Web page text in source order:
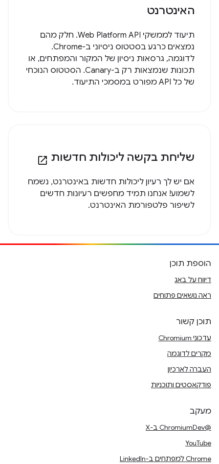
האינטרנט
תיעוד לממשקי Web Platform API. חלק מהם
נמצאים כרגע בסטטוס ניסיוני ב-Chrome.
לדוגמה, גרסאות ניסיון של המקור והמפתחים, או
תכונות שנמצאות רק ב-Canary. הסטטוס הנוכחי
של כל API מפורט במסמכי התיעוד.
שליחת בקשה ליכולות חדשות open_in_new
אם יש לך רעיון ליכולות חדשות באינטרנט, נשמח
לשמוע! אנחנו תמיד מחפשים רעיונות חדשים
לשיפור פלטפורמת האינטרנט.
הוספת תוכן
דיווח על באג
ראה נושאים פתוחים
תוכן קשור
עדכוני Chromium
מקרים לדוגמה
העברה לארכיון
פודקאסטים ותוכניות
מעקב
@ChromiumDev ב-X
YouTube
Chrome למפתחים ב-LinkedIn